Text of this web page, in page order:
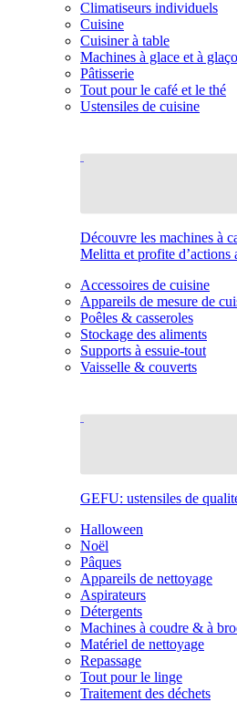
Climatiseurs individuels
Cuisine
Cuisiner à table
Machines à glace et à
Pâtisserie
Tout pour le café et le thé
Ustensiles de cuisine
Découvre les machines à
Melitta et profite d’actions
Accessoires de cuisine
Appareils de mesure de
Poêles & casseroles
Stockage des aliments
Supports à essuie-tout
Vaisselle & couverts
GEFU: ustensiles de
Halloween
Noël
Pâques
Appareils de nettoyage
Aspirateurs
Détergents
Machines à coudre & à
Matériel de nettoyage
Repassage
Tout pour le linge
Traitement des déchets